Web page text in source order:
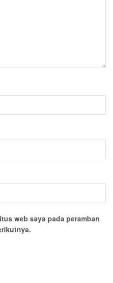
web saya pada peramban